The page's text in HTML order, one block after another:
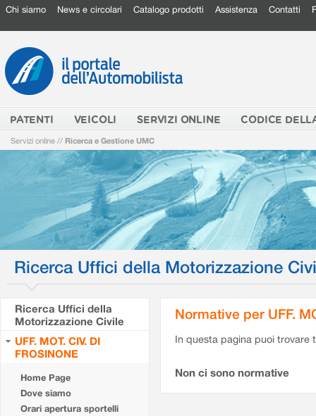
Chi siamo News e circolari Catalogo prodotti Assistenza Contatti
PATENTI VEICOLI SERVIZI ONLINE CODICE
Servizi online // Ricerca e Gestione UMC
Ricerca Uffici della Motorizzazione
Ricerca Uffici della
Motorizzazione Civile
UFF. MOT. CIV. DI
FROSINONE
Home Page
Dove siamo
Orari apertura sportelli
Normative per UFF.
In questa pagina puoi
Non ci sono normative